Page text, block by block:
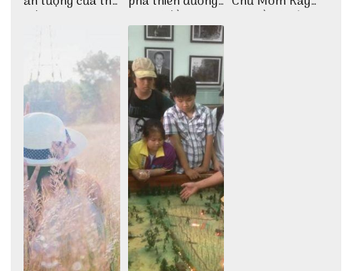
giới giải trí đầy sôi
động
tìm về núi rừng